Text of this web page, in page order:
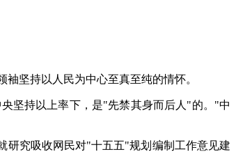
坚持以人民为中心至真至纯的情怀。
坚持以上率下，是"先禁其身而后人"的。"中
研究吸收网民对"十五五"规划编制工作意见建